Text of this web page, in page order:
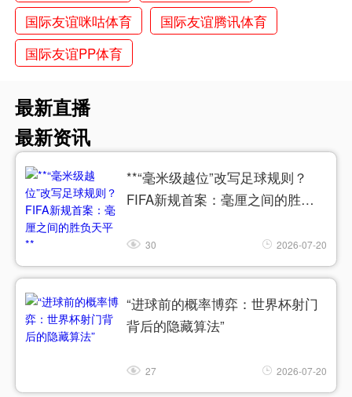
国际友谊咪咕体育
国际友谊腾讯体育
国际友谊PP体育
最新直播
最新资讯
**“毫米级越位”改写足球规则？
FIFA新规首案：毫厘之间的胜负
30 2026-07-20
“进球前的概率博弈：世界杯射门
背后的隐藏算法”
27 2026-07-20